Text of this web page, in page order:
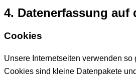
4. Datenerfassung auf
Cookies
Unsere Internetseiten verwenden so
Cookies sind kleine Datenpakete